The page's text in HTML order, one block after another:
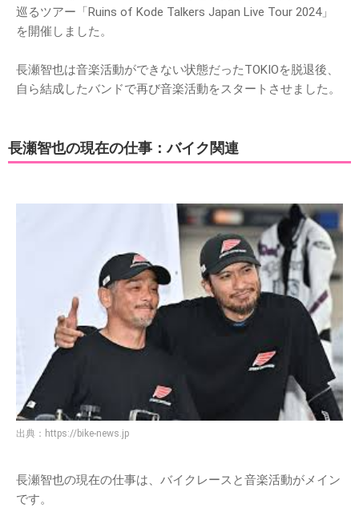
巡るツアー「Ruins of Kode Talkers Japan Live Tour 2024」
を開催しました。
長瀬智也は音楽活動ができない状態だったTOKIOを脱退後、
自ら結成したバンドで再び音楽活動をスタートさせました。
長瀬智也の現在の仕事：バイク関連
出典： https://bike-news.jp
長瀬智也の現在の仕事は、バイクレースと音楽活動がメイン
です。